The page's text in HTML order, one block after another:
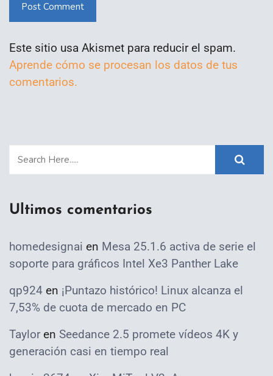
Post Comment
Este sitio usa Akismet para reducir el spam.
Aprende cómo se procesan los datos de tus
comentarios.
Ultimos comentarios
homedesignai en Mesa 25.1.6 activa de serie el
soporte para gráficos Intel Xe3 Panther Lake
qp924 en ¡Puntazo histórico! Linux alcanza el
7,53% de cuota de mercado en PC
Taylor en Seedance 2.5 promete vídeos 4K y
generación casi en tiempo real